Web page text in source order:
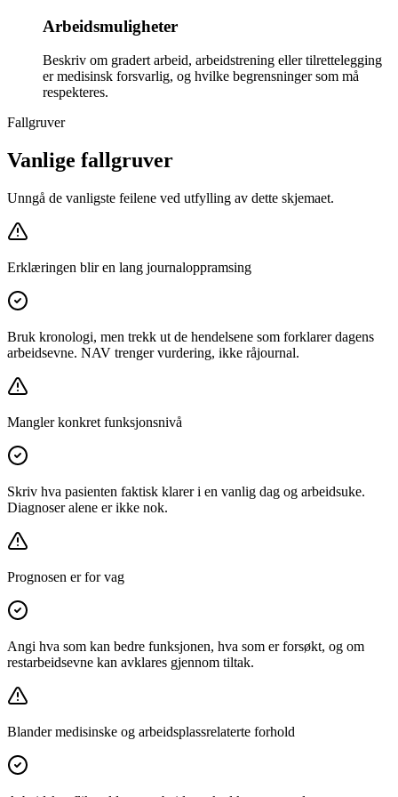
Arbeidsmuligheter
Beskriv om gradert arbeid, arbeidstrening eller tilrettelegging
er medisinsk forsvarlig, og hvilke begrensninger som må
respekteres.
Fallgruver
Vanlige fallgruver
Unngå de vanligste feilene ved utfylling av dette skjemaet.
Erklæringen blir en lang journaloppramsing
Bruk kronologi, men trekk ut de hendelsene som forklarer dagens
arbeidsevne. NAV trenger vurdering, ikke råjournal.
Mangler konkret funksjonsnivå
Skriv hva pasienten faktisk klarer i en vanlig dag og arbeidsuke.
Diagnoser alene er ikke nok.
Prognosen er for vag
Angi hva som kan bedre funksjonen, hva som er forsøkt, og om
restarbeidsevne kan avklares gjennom tiltak.
Blander medisinske og arbeidsplassrelaterte forhold